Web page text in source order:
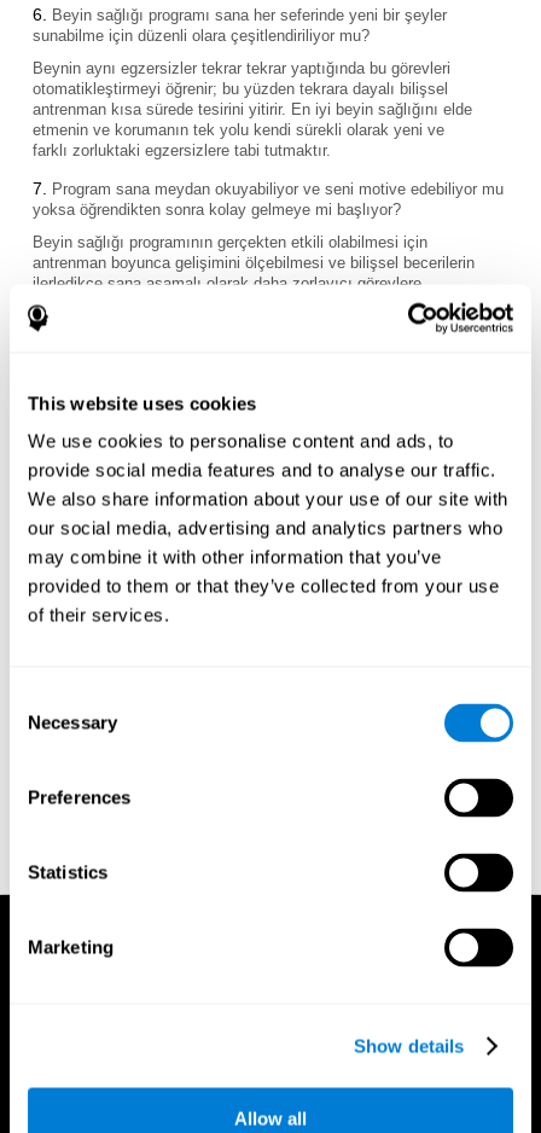
This website uses cookies
We use cookies to personalise content and ads, to
provide social media features and to analyse our traffic.
We also share information about your use of our site with
our social media, advertising and analytics partners who
may combine it with other information that you’ve
provided to them or that they’ve collected from your use
of their services.
Selection
Necessary
Preferences
Statistics
Marketing
Show details
Allow all
Beyin sağlığı programı sana her seferinde yeni bir şeyler
sunabilme için düzenli olara çeşitlendiriliyor mu?
Beynin aynı egzersizler tekrar tekrar yaptığında bu görevleri
otomatikleştirmeyi öğrenir; bu yüzden tekrara dayalı bilişsel
antrenman kısa sürede tesirini yitirir. En iyi beyin sağlığını elde
etmenin ve korumanın tek yolu kendi sürekli olarak yeni ve
farklı zorluktaki egzersizlere tabi tutmaktır.
Program sana meydan okuyabiliyor ve seni motive edebiliyor mu
yoksa öğrendikten sonra kolay gelmeye mi başlıyor?
Beyin sağlığı programının gerçekten etkili olabilmesi için
antrenman boyunca gelişimini ölçebilmesi ve bilişsel becerilerin
ilerledikçe sana aşamalı olarak daha zorlayıcı görevlere
sunabilmesi lazım.
olduğunda her insanın farklı hedefleri vardır. Bilişsel
kabiliyetlerini ölçebilecek ve senin özel ihtiyaçlarına göre
tasarlanmış kişiye özel bir antrenman programı sunan bir beyin
sağlığı programı araştır.
Program senin yaşam tarzına uyuyor mu?
Bazı beyin egzersiz programları harika kısa vadeli sonuçlar
verebiliyor ancak çok yoğun ve sürdürülmesi zor oluyorlar.
Bazıları ise çok yavaş ilerliyor ve senin için yeterinde zorlayıcı
olmayabiliyor. Seni en başından değerlendiren ve senin kişisel
Yoksa bu senin için çok mu stresli?
Senin için en iyi beyin sağlığı programı ne çok kolay ne de çok
stresli olmalı ve sen ilerledikçe senin ihtiyaçlarına göre